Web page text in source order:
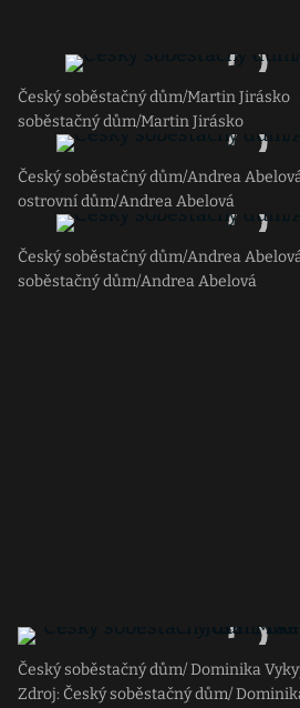
Český soběstačný dům/Martin Jirásko
soběstačný dům/Martin Jirásko
Český soběstačný dům/Andrea
ostrovní dům/Andrea Abelová
Český soběstačný dům/Andrea
soběstačný dům/Andrea Abelová
Český soběstačný dům/ Dominika
Zdroj: Český soběstačný dům/